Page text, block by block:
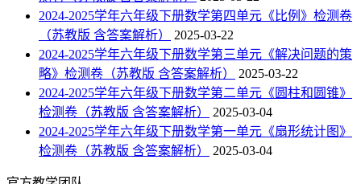
2024-2025学年六年级下册数学第四单元《比例》检测卷
（苏教版 含答案解析）
2025-03-22
2024-2025学年六年级下册数学第三单元《解决问题的策
略》检测卷（苏教版 含答案解析）
2025-03-22
2024-2025学年六年级下册数学第二单元《圆柱和圆锥》
检测卷（苏教版 含答案解析）
2025-03-04
2024-2025学年六年级下册数学第一单元《扇形统计图》
检测卷（苏教版 含答案解析）
2025-03-04